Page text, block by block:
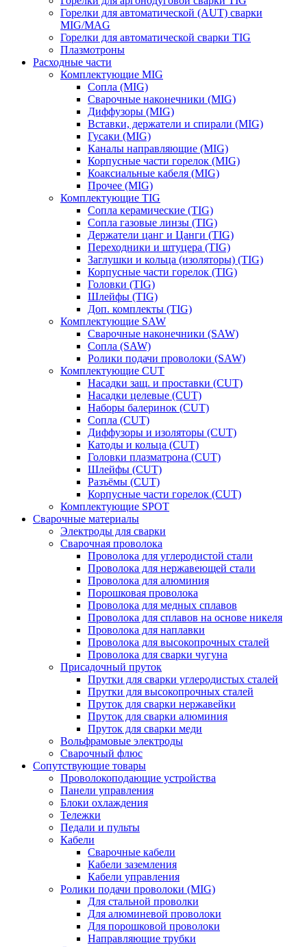
Горелки для автоматической (AUT) сварки
MIG/MAG
Горелки для автоматической сварки TIG
Плазмотроны
Расходные части
Комплектующие MIG
Сопла (MIG)
Сварочные наконечники (MIG)
Диффузоры (MIG)
Вставки, держатели и спирали (MIG)
Гусаки (MIG)
Каналы направляющие (MIG)
Корпусные части горелок (MIG)
Коаксиальные кабеля (MIG)
Прочее (MIG)
Комплектующие TIG
Сопла керамические (TIG)
Сопла газовые линзы (TIG)
Держатели цанг и Цанги (TIG)
Переходники и штуцера (TIG)
Заглушки и кольца (изоляторы) (TIG)
Корпусные части горелок (TIG)
Головки (TIG)
Шлейфы (TIG)
Доп. комплекты (TIG)
Комплектующие SAW
Сварочные наконечники (SAW)
Сопла (SAW)
Ролики подачи проволоки (SAW)
Комплектующие CUT
Насадки защ. и проставки (CUT)
Насадки целевые (CUT)
Наборы балеринок (CUT)
Сопла (CUT)
Диффузоры и изоляторы (CUT)
Катоды и кольца (CUT)
Головки плазматрона (CUT)
Шлейфы (CUT)
Разъёмы (CUT)
Корпусные части горелок (CUT)
Комплектующие SPOT
Сварочные материалы
Электроды для сварки
Сварочная проволока
Проволока для углеродистой стали
Проволока для нержавеющей стали
Проволока для алюминия
Порошковая проволока
Проволока для медных сплавов
Проволока для сплавов на основе никеля
Проволока для наплавки
Проволока для высокопрочных сталей
Проволока для сварки чугуна
Присадочный пруток
Прутки для сварки углеродистых сталей
Прутки для высокопрочных сталей
Пруток для сварки нержавейки
Пруток для сварки алюминия
Пруток для сварки меди
Вольфрамовые электроды
Сварочный флюс
Сопутствующие товары
Проволокоподающие устройства
Панели управления
Блоки охлаждения
Тележки
Педали и пульты
Кабели
Сварочные кабели
Кабели заземления
Кабели управления
Ролики подачи проволоки (MIG)
Для стальной проволки
Для алюминевой проволоки
Для порошковой проволоки
Направляющие трубки